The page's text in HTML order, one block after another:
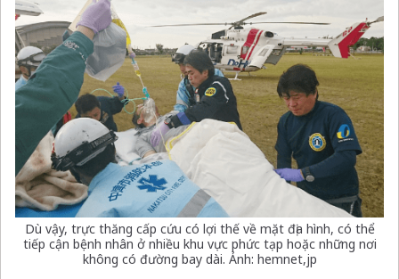
Dù vậy, trực thăng cấp cứu có lợi thế về mặt địa hình, có thể
tiếp cận bệnh nhân ở nhiều khu vực phức tạp hoặc những nơi
không có đường bay dài. Ảnh: hemnet,jp